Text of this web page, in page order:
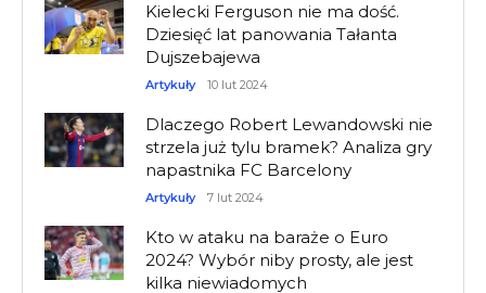
Kielecki Ferguson nie ma dość.
Dziesięć lat panowania Tałanta
Dujszebajewa
Artykuły 10 lut 2024
Dlaczego Robert Lewandowski nie
strzela już tylu bramek? Analiza gry
napastnika FC Barcelony
Artykuły 7 lut 2024
Kto w ataku na baraże o Euro
2024? Wybór niby prosty, ale jest
kilka niewiadomych